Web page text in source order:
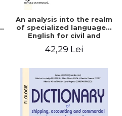
An analysis into the realm
of specialized languages.
English for civil and
42,29 Lei